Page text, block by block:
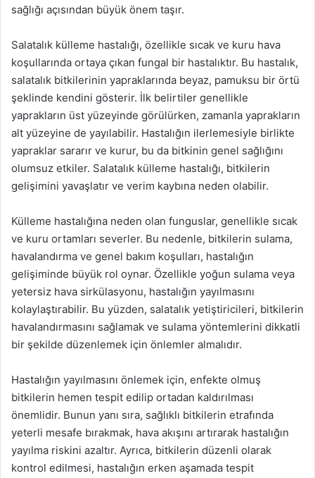
sağlığı açısından büyük önem taşır.
Salatalık külleme hastalığı, özellikle sıcak ve kuru hava
koşullarında ortaya çıkan fungal bir hastalıktır. Bu hastalık,
salatalık bitkilerinin yapraklarında beyaz, pamuksu bir örtü
şeklinde kendini gösterir. İlk belirtiler genellikle
yaprakların üst yüzeyinde görülürken, zamanla yaprakların
alt yüzeyine de yayılabilir. Hastalığın ilerlemesiyle birlikte
yapraklar sararır ve kurur, bu da bitkinin genel sağlığını
olumsuz etkiler. Salatalık külleme hastalığı, bitkilerin
gelişimini yavaşlatır ve verim kaybına neden olabilir.
Külleme hastalığına neden olan funguslar, genellikle sıcak
ve kuru ortamları severler. Bu nedenle, bitkilerin sulama,
havalandırma ve genel bakım koşulları, hastalığın
gelişiminde büyük rol oynar. Özellikle yoğun sulama veya
yetersiz hava sirkülasyonu, hastalığın yayılmasını
kolaylaştırabilir. Bu yüzden, salatalık yetiştiricileri, bitkilerin
havalandırmasını sağlamak ve sulama yöntemlerini dikkatli
bir şekilde düzenlemek için önlemler almalıdır.
Hastalığın yayılmasını önlemek için, enfekte olmuş
bitkilerin hemen tespit edilip ortadan kaldırılması
önemlidir. Bunun yanı sıra, sağlıklı bitkilerin etrafında
yeterli mesafe bırakmak, hava akışını artırarak hastalığın
yayılma riskini azaltır. Ayrıca, bitkilerin düzenli olarak
kontrol edilmesi, hastalığın erken aşamada tespit